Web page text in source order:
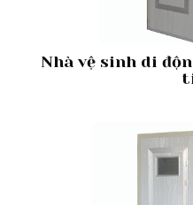
Nhà vệ sinh di